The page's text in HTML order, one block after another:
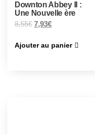
Downton Abbey II :
Une Nouvelle ère
8,55€ 7,93€
Ajouter au panier